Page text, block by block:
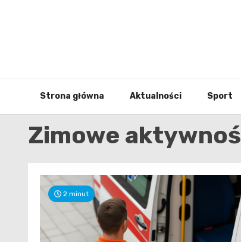
Strona główna Aktualności Sport
Zimowe
2 minut